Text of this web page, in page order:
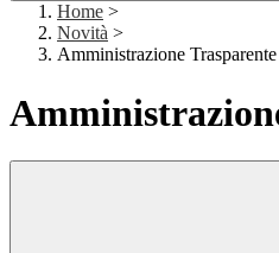
Home >
Novità >
Amministrazione Trasparente